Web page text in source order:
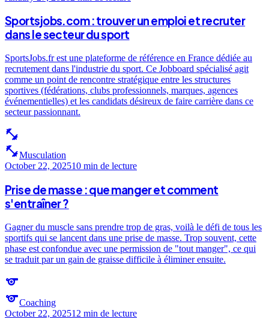
Sportsjobs.com : trouver un emploi et recruter
dans le secteur du sport
SportsJobs.fr est une plateforme de référence en France dédiée au
recrutement dans l'industrie du sport. Ce Jobboard spécialisé agit
comme un point de rencontre stratégique entre les structures
sportives (fédérations, clubs professionnels, marques, agences
événementielles) et les candidats désireux de faire carrière dans ce
secteur passionnant.
fitness_center
fitness_centerMusculation
October 22, 202510 min de lecture
Prise de masse : que manger et comment
s'entraîner ?
Gagner du muscle sans prendre trop de gras, voilà le défi de tous les
sportifs qui se lancent dans une prise de masse. Trop souvent, cette
phase est confondue avec une permission de "tout manger", ce qui
se traduit par un gain de graisse difficile à éliminer ensuite.
sports
sportsCoaching
October 22, 202512 min de lecture